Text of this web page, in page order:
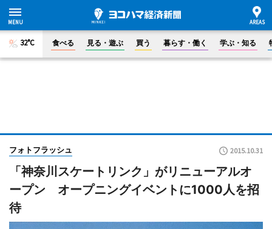
32°C 食べる 見る・遊ぶ 買う 暮らす・働く 学ぶ・知る
フォトフラッシュ 2015.10.31
「神奈川スケートリンク」がリニューアルオ
ープン オープニングイベントに1000人を招
待